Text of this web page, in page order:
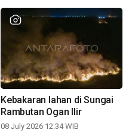
Kebakaran lahan di Sungai
Rambutan Ogan Ilir
08 July 2026 12:34 WIB